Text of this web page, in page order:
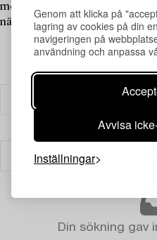
Genom att klicka på
lagring av cookies på din
navigeringen på
användning och anpassa
Avvisa
Inställningar
möjlighet att uppleva Gunnel
nära håll och ta del av hennes
Din sökning gav